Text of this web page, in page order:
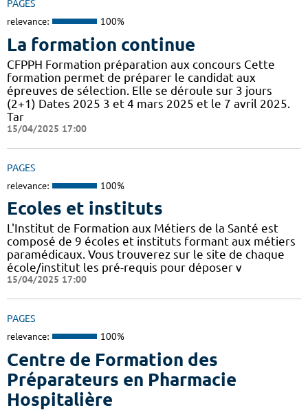
PAGES
relevance: 100%
La formation continue
CFPPH Formation préparation aux concours Cette
formation permet de préparer le candidat aux
épreuves de sélection. Elle se déroule sur 3 jours
(2+1) Dates 2025 3 et 4 mars 2025 et le 7 avril 2025.
Tar
15/04/2025 17:00
PAGES
relevance: 100%
Ecoles et instituts
L'Institut de Formation aux Métiers de la Santé est
composé de 9 écoles et instituts formant aux métiers
paramédicaux. Vous trouverez sur le site de chaque
école/institut les pré-requis pour déposer v
15/04/2025 17:00
PAGES
relevance: 100%
Centre de Formation des
Préparateurs en Pharmacie
Hospitalière